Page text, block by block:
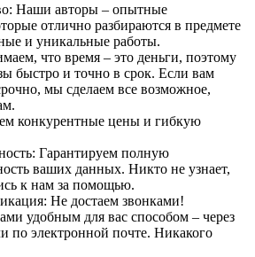
Наши авторы – опытные
отлично разбираются в предмете
и уникальные работы.
что время – это деньги, поэтому
быстро и точно в срок. Если вам
мы сделаем все возможное,
конкурентные цены и гибкую
Гарантируем полную
ваших данных. Никто не узнает,
к нам за помощью.
Не достаем звонками!
удобным для вас способом – через
по электронной почте. Никакого